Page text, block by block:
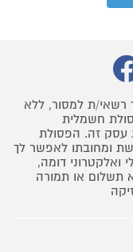
רשאי/ת למסור, ללא
חשמלית
עסק זה. הפסולת
ומחובתו לאפשר לך
דומה,
תשלום או תמורה